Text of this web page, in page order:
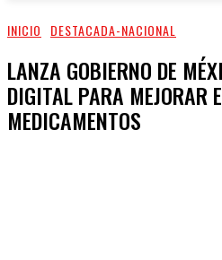
INICIO DESTACADA-NACIONAL
LANZA GOBIERNO DE
DIGITAL PARA MEJORAR
MEDICAMENTOS